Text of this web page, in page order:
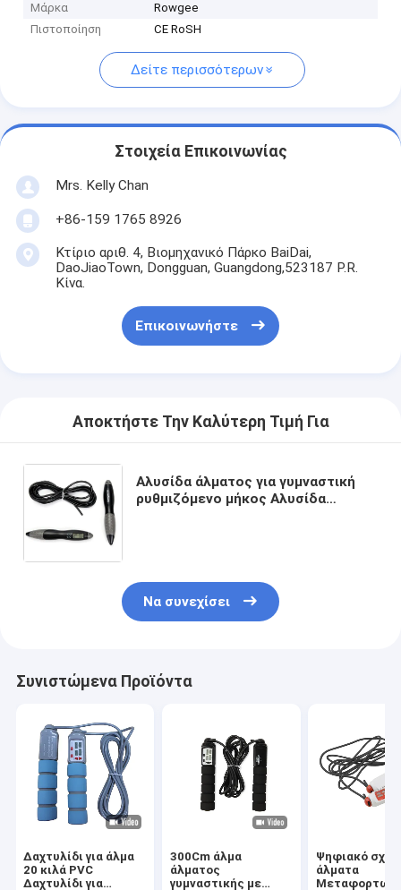
Μάρκα
Rowgee
Πιστοποίηση
CE RoSH
Δείτε περισσότερων
Στοιχεία Επικοινωνίας
Mrs. Kelly Chan
+86-159 1765 8926
Κτίριο αριθ. 4, Βιομηχανικό Πάρκο BaiDai,
DaoJiaoTown, Dongguan, Guangdong,523187 P.R.
Κίνα.
Επικοινωνήστε
Αποκτήστε Την Καλύτερη Τιμή Για
Αλυσίδα άλματος για γυμναστική
ρυθμιζόμενο μήκος Αλυσίδα
Να συνεχίσει
Συνιστώμενα Προϊόντα
Δαχτυλίδι για άλμα
20 κιλά PVC
Δαχτυλίδι για
300Cm άλμα
άλματος
γυμναστικής με
Ψηφιακό
άλματα